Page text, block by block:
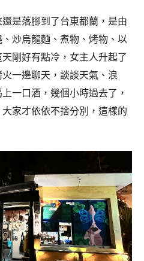
是落腳到了台東都蘭，是由
炒烏龍麵、煮物、烤物、以
剛好有點冷，女主人升起了
一邊聊天，談談天氣、浪
一口酒，幾個小時過去了，
家才依依不捨分別，這樣的